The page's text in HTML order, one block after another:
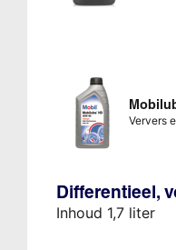
Ververs
Differentieel,
Inhoud 1,7 liter